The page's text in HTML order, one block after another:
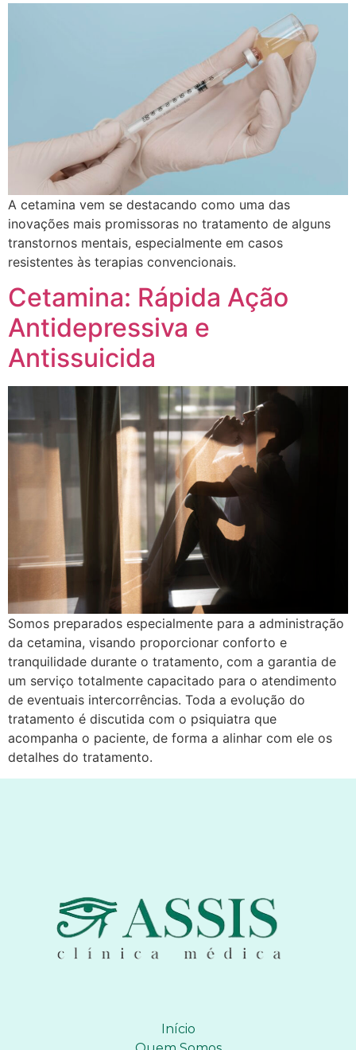
A cetamina vem se destacando como uma das
inovações mais promissoras no tratamento de alguns
transtornos mentais, especialmente em casos
resistentes às terapias convencionais.
Cetamina: Rápida Ação
Antidepressiva e
Antissuicida
Somos preparados especialmente para a administração
da cetamina, visando proporcionar conforto e
tranquilidade durante o tratamento, com a garantia de
um serviço totalmente capacitado para o atendimento
de eventuais intercorrências. Toda a evolução do
tratamento é discutida com o psiquiatra que
acompanha o paciente, de forma a alinhar com ele os
detalhes do tratamento.
Início